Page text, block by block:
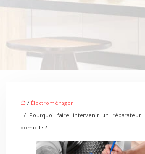
/ Électroménager
/ Pourquoi faire intervenir un réparateur
domicile ?